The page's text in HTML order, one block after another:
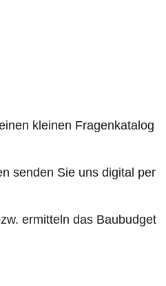
kleinen Fragenkatalog
senden Sie uns digital per
ermitteln das Baubudget